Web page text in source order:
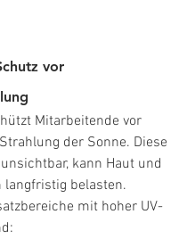
vor
Mitarbeitende vor
der Sonne. Diese
kann Haut und
langfristig belasten.
mit hoher UV-